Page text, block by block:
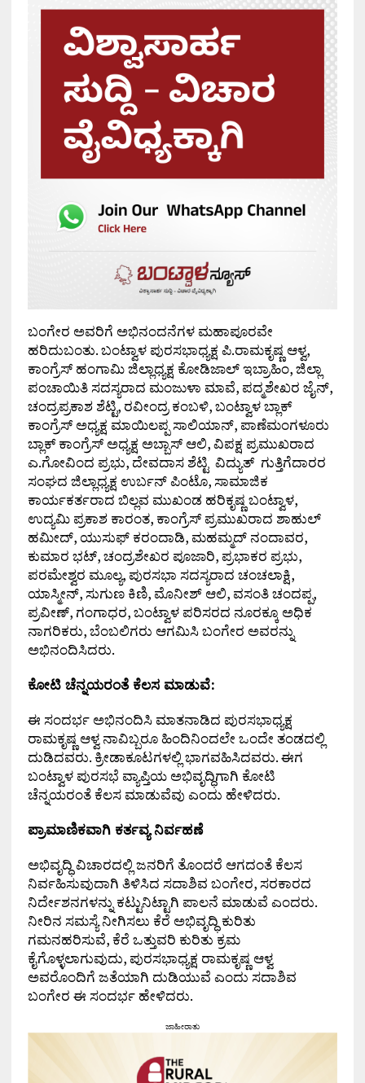
ಬಂಗೇರ ಅವರಿಗೆ ಅಭಿನಂದನೆಗಳ ಮಹಾಪೂರವೇ
ಹರಿದುಬಂತು. ಬಂಟ್ವಾಳ ಪುರಸಭಾಧ್ಯಕ್ಷ ಪಿ.ರಾಮಕೃಷ್ಣ ಆಳ್ವ,
ಕಾಂಗ್ರೆಸ್ ಹಂಗಾಮಿ ಜಿಲ್ಲಾಧ್ಯಕ್ಷ ಕೋಡಿಜಾಲ್ ಇಬ್ರಾಹಿಂ, ಜಿಲ್ಲಾ
ಪಂಚಾಯಿತಿ ಸದಸ್ಯರಾದ ಮಂಜುಳಾ ಮಾವೆ, ಪದ್ಮಶೇಖರ ಜೈನ್,
ಚಂದ್ರಪ್ರಕಾಶ ಶೆಟ್ಟಿ, ರವೀಂದ್ರ ಕಂಬಳಿ, ಬಂಟ್ವಾಳ ಬ್ಲಾಕ್
ಕಾಂಗ್ರೆಸ್ ಅಧ್ಯಕ್ಷ ಮಾಯಿಲಪ್ಪ ಸಾಲಿಯಾನ್, ಪಾಣೆಮಂಗಳೂರು
ಬ್ಲಾಕ್ ಕಾಂಗ್ರೆಸ್ ಅಧ್ಯಕ್ಷ ಅಬ್ಬಾಸ್ ಆಲಿ, ವಿಪಕ್ಷ ಪ್ರಮುಖರಾದ
ಎ.ಗೋವಿಂದ ಪ್ರಭು, ದೇವದಾಸ ಶೆಟ್ಟಿ ವಿದ್ಯುತ್ ಗುತ್ತಿಗೆದಾರರ
ಸಂಘದ ಜಿಲ್ಲಾಧ್ಯಕ್ಷ ಉರ್ಬನ್ ಪಿಂಟೊ, ಸಾಮಾಜಿಕ
ಕಾರ್ಯಕರ್ತರಾದ ಬಿಲ್ಲವ ಮುಖಂಡ ಹರಿಕೃಷ್ಣ ಬಂಟ್ವಾಳ,
ಉದ್ಯಮಿ ಪ್ರಕಾಶ ಕಾರಂತ, ಕಾಂಗ್ರೆಸ್ ಪ್ರಮುಖರಾದ ಶಾಹುಲ್
ಹಮೀದ್, ಯುಸುಫ್ ಕರಂದಾಡಿ, ಮಹಮ್ಮದ್ ನಂದಾವರ,
ಕುಮಾರ ಭಟ್, ಚಂದ್ರಶೇಖರ ಪೂಜಾರಿ, ಪ್ರಭಾಕರ ಪ್ರಭು,
ಪರಮೇಶ್ವರ ಮೂಲ್ಯ, ಪುರಸಭಾ ಸದಸ್ಯರಾದ ಚಂಚಲಾಕ್ಷಿ,
ಯಾಸ್ಮೀನ್, ಸುಗುಣ ಕಿಣಿ, ಮೊನೀಶ್ ಆಲಿ, ವಸಂತಿ ಚಂದಪ್ಪ,
ಪ್ರವೀಣ್, ಗಂಗಾಧರ, ಬಂಟ್ವಾಳ ಪರಿಸರದ ನೂರಕ್ಕೂ ಅಧಿಕ
ನಾಗರಿಕರು, ಬೆಂಬಲಿಗರು ಆಗಮಿಸಿ ಬಂಗೇರ ಅವರನ್ನು
ಅಭಿನಂದಿಸಿದರು.
ಕೋಟಿ ಚೆನ್ನಯರಂತೆ ಕೆಲಸ ಮಾಡುವೆ:
ಈ ಸಂದರ್ಭ ಅಭಿನಂದಿಸಿ ಮಾತನಾಡಿದ ಪುರಸಭಾಧ್ಯಕ್ಷ
ರಾಮಕೃಷ್ಣ ಆಳ್ವ ನಾವಿಬ್ಬರೂ ಹಿಂದಿನಿಂದಲೇ ಒಂದೇ ತಂಡದಲ್ಲಿ
ದುಡಿದವರು. ಕ್ರೀಡಾಕೂಟಗಳಲ್ಲಿ ಭಾಗವಹಿಸಿದವರು. ಈಗ
ಬಂಟ್ವಾಳ ಪುರಸಭೆ ವ್ಯಾಪ್ತಿಯ ಅಭಿವೃದ್ಧಿಗಾಗಿ ಕೋಟಿ
ಚೆನ್ನಯರಂತೆ ಕೆಲಸ ಮಾಡುವೆವು ಎಂದು ಹೇಳಿದರು.
ಪ್ರಾಮಾಣಿಕವಾಗಿ ಕರ್ತವ್ಯ ನಿರ್ವಹಣೆ
ಅಭಿವೃದ್ಧಿ ವಿಚಾರದಲ್ಲಿ ಜನರಿಗೆ ತೊಂದರೆ ಆಗದಂತೆ ಕೆಲಸ
ನಿರ್ವಹಿಸುವುದಾಗಿ ತಿಳಿಸಿದ ಸದಾಶಿವ ಬಂಗೇರ, ಸರಕಾರದ
ನಿರ್ದೇಶನಗಳನ್ನು ಕಟ್ಟುನಿಟ್ಟಾಗಿ ಪಾಲನೆ ಮಾಡುವೆ ಎಂದರು.
ನೀರಿನ ಸಮಸ್ಯೆ ನೀಗಿಸಲು ಕೆರೆ ಅಭಿವೃದ್ಧಿ ಕುರಿತು
ಗಮನಹರಿಸುವೆ, ಕೆರೆ ಒತ್ತುವರಿ ಕುರಿತು ಕ್ರಮ
ಕೈಗೊಳ್ಳಲಾಗುವುದು, ಪುರಸಭಾಧ್ಯಕ್ಷ ರಾಮಕೃಷ್ಣ ಆಳ್ವ
ಅವರೊಂದಿಗೆ ಜತೆಯಾಗಿ ದುಡಿಯುವೆ ಎಂದು ಸದಾಶಿವ
ಬಂಗೇರ ಈ ಸಂದರ್ಭ ಹೇಳಿದರು.
ಜಾಹೀರಾತು